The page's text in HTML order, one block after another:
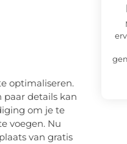
optimaliseren.
paar details kan
om je te
voegen. Nu
van gratis